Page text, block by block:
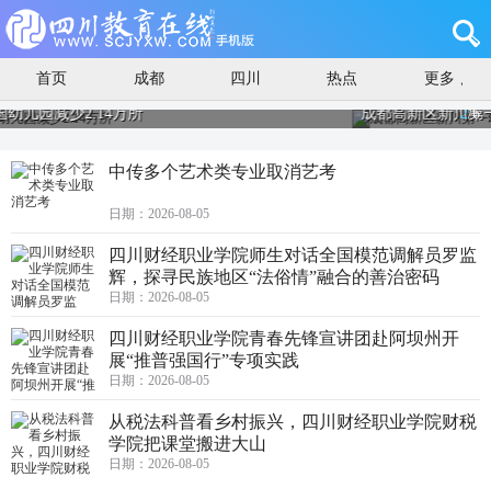
首页 成都 四川 热点 更多
成都高新区新川第一幼儿园副园长廖承辉：从手忙脚
2/6
中传多个艺术类专业取消艺考
日期：2026-08-05
四川财经职业学院师生对话全国模范调解员罗监
辉，探寻民族地区“法俗情”融合的善治密码
日期：2026-08-05
四川财经职业学院青春先锋宣讲团赴阿坝州开
展“推普强国行”专项实践
日期：2026-08-05
从税法科普看乡村振兴，四川财经职业学院财税
学院把课堂搬进大山
日期：2026-08-05